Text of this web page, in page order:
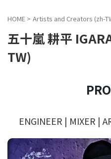
HOME > Artists and Creators (zh-
五十嵐 耕平
TW)
ENGINEER | MIXER |